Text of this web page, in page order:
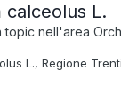
calceolus L.
topic nell'area
L., Regione